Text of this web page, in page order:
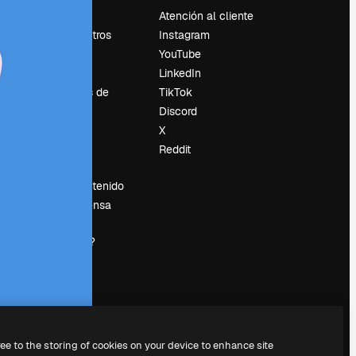
Sobre nosotros
Tendencias de
Vender contenido
Sala de prensa
magnific.ai?
Atención al cliente
Instagram
YouTube
LinkedIn
TikTok
Discord
X
Reddit
to the storing of cookies on your device to enhance site